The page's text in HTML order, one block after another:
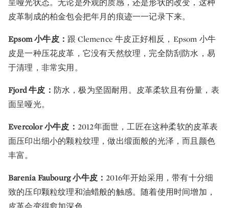
呈哑光状态。无论是外观的质感，还是形状的改变，这种
皮革制成的柏金包会把年月的痕迹一一记录下来。
Epsom 小牛皮： 跟 Clemence 牛皮正好相反，Epsom 小牛
皮是一种压花皮革，它没有天然纹理，完全防刮防水，易
于清理，非常实用。
Fjord 牛皮： 防水，极为坚固耐用。皮革柔软且有份量，表
面呈哑光。
Evercolor 小牛皮： 2012年面世，工匠在这种柔软的皮革表
面压印出细小的颗粒纹理，做出缎面般的光泽，而且颜色
丰富。
Barenia Faubourg 小牛皮：2016年开始采用，带有十分细
致的压印颗粒纹理和油蜡般的触感。随着使用时间增加，